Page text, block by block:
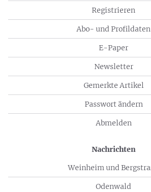
Registrieren
Abo- und Profildaten
E-Paper
Newsletter
Gemerkte Artikel
Passwort ändern
Abmelden
Nachrichten
Weinheim und
Odenwald